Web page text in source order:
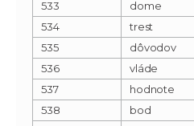
533
dome
534
trest
535
dôvodov
536
vláde
537
hodnote
538
bod